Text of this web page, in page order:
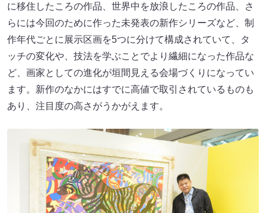
に移住したころの作品、世界中を放浪したころの作品、さ
らには今回のために作った未発表の新作シリーズなど、制
作年代ごとに展示区画を5つに分けて構成されていて、タ
ッチの変化や、技法を学ぶことでより繊細になった作品な
ど、画家としての進化が垣間見える会場づくりになってい
ます。新作のなかにはすでに高値で取引されているものも
あり、注目度の高さがうかがえます。